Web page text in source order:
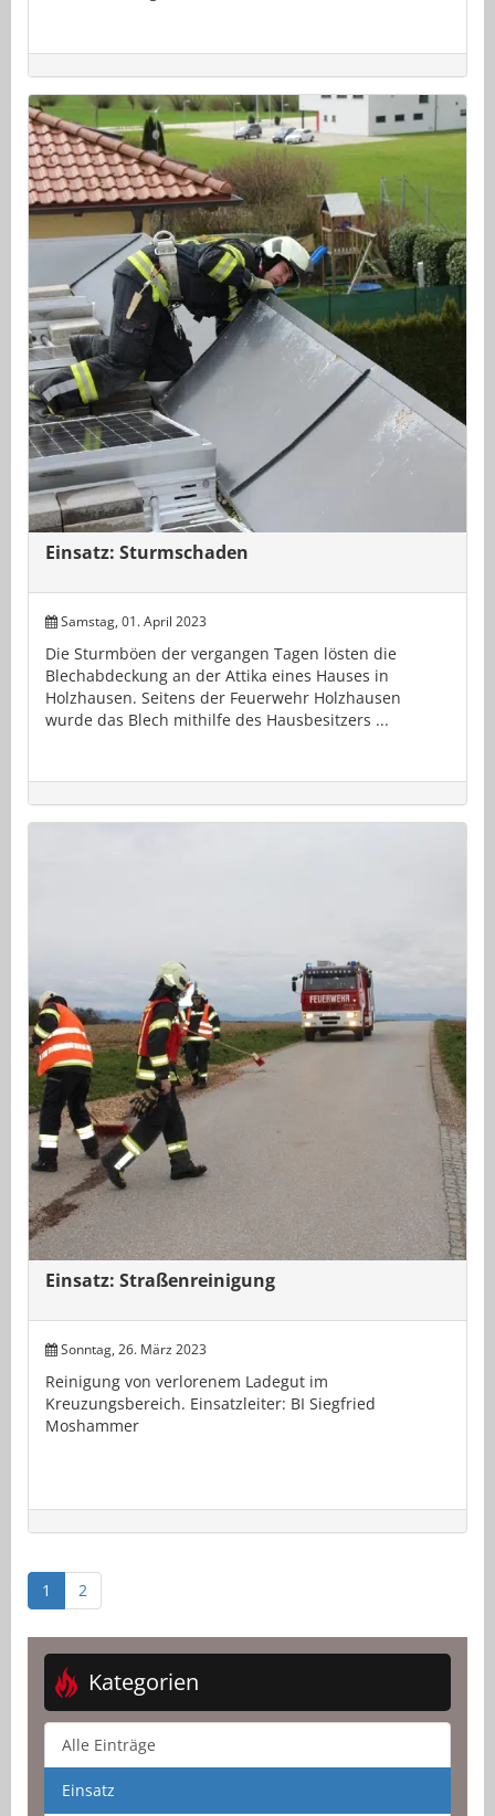
Einsatz: Sturmschaden
Samstag, 01. April 2023
Die Sturmböen der vergangen Tagen lösten die
Blechabdeckung an der Attika eines Hauses in
Holzhausen. Seitens der Feuerwehr Holzhausen
wurde das Blech mithilfe des Hausbesitzers ...
Einsatz: Straßenreinigung
Sonntag, 26. März 2023
Reinigung von verlorenem Ladegut im
Kreuzungsbereich. Einsatzleiter: BI Siegfried
Moshammer
1 2
Kategorien
Alle Einträge
Einsatz